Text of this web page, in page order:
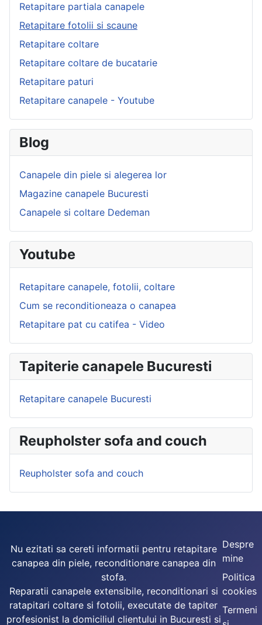
Retapitare partiala canapele
Retapitare fotolii si scaune
Retapitare coltare
Retapitare coltare de bucatarie
Retapitare paturi
Retapitare canapele - Youtube
Blog
Canapele din piele si alegerea lor
Magazine canapele Bucuresti
Canapele si coltare Dedeman
Youtube
Retapitare canapele, fotolii, coltare
Cum se reconditioneaza o canapea
Retapitare pat cu catifea - Video
Tapiterie canapele Bucuresti
Retapitare canapele Bucuresti
Reupholster sofa and couch
Reupholster sofa and couch
Nu ezitati sa cereti informatii pentru retapitare
canapea din piele, reconditionare canapea din
stofa.
Reparatii canapele extensibile, reconditionari si
ratapitari coltare si fotolii, executate de tapiter
profesionist la domiciliul clientului in Bucuresti si
Despre
mine
Politica
cookies
Termeni